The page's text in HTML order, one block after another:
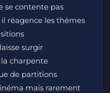
se contente pas
il réagence les thèmes
surgir
charpente
de partitions
mais rarement